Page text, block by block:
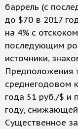
баррель (с
до $70 в 2017
на 4% с
последующим
источники,
Предположения
среднегодовом
года 51 руб./$ и
году,
Существенное